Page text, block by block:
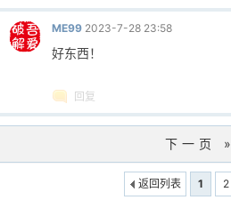
ME99 2023-7-28 23:58
好东西！
回复
下一页 »
1 2
返回列表